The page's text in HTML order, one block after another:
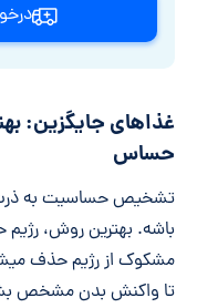
غذاهای جایگزین:
حساس
تشخیص حساسیت به ذرت
باشه. بهترین روش،
مشکوک از رژیم حذف
تا واکنش بدن مشخص